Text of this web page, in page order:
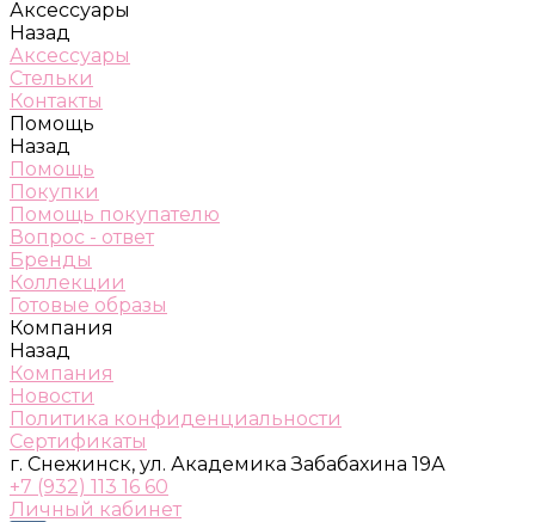
Аксессуары
Назад
Аксессуары
Стельки
Контакты
Помощь
Назад
Помощь
Покупки
Помощь покупателю
Вопрос - ответ
Бренды
Коллекции
Готовые образы
Компания
Назад
Компания
Новости
Политика конфиденциальности
Сертификаты
г. Снежинск, ул. Академика Забабахина 19А
+7 (932) 113 16 60
Личный кабинет